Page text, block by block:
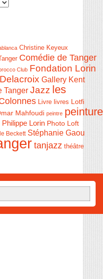
Christine Keyeux
Comédie de Tanger
Club Fondation Lorin
Gallery Kent
Tanger Jazz les
Livre livres Lotfi
Mahfoudi peintre peinture
Philippe Lorin Photo Loft
Beckett Stéphanie Gaou
tanjazz théâtre